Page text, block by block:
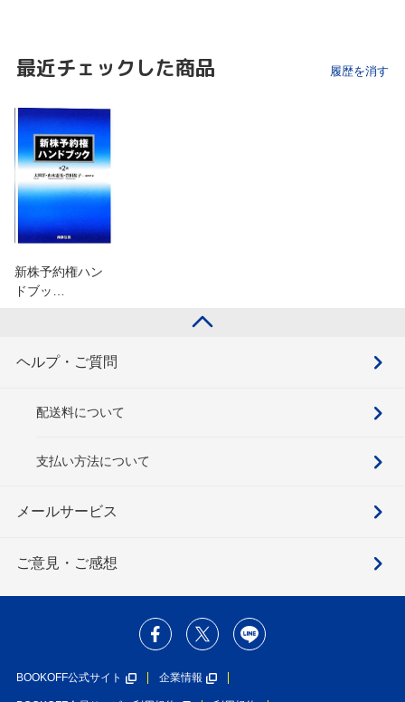
最近チェックした商品 履歴を消す
新株予約権ハン
ドブッ…
ヘルプ・ご質問
配送料について
支払い方法について
メールサービス
ご意見・ご感想
BOOKOFF公式サイト 企業情報